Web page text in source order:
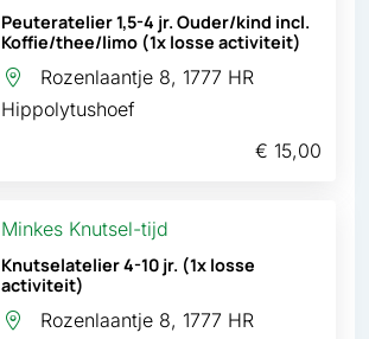
Peuteratelier 1,5-4 jr. Ouder/kind incl.
Koffie/thee/limo (1x losse activiteit)
Rozenlaantje 8, 1777 HR
Hippolytushoef
€ 15,00
Knutselatelier 4-10 jr. (1x losse
activiteit)
Minkes Knutsel-tijd
Rozenlaantje 8, 1777 HR